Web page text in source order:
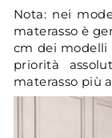
Nota: nei
materasso è
cm dei modelli
priorità
materasso più